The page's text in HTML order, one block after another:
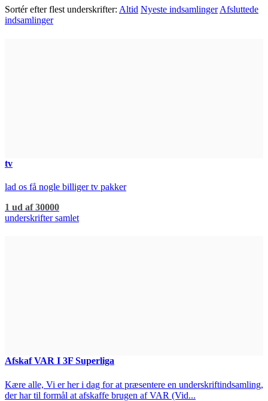
Sortér efter flest underskrifter: Altid Nyeste indsamlingerAfsluttede
indsamlinger
tv
lad os få nogle billiger tv pakker
1 ud af 30000
underskrifter samlet
Afskaf VAR I 3F Superliga
Kære alle, Vi er her i dag for at præsentere en underskriftindsamling,
der har til formål at afskaffe brugen af VAR (Vid...